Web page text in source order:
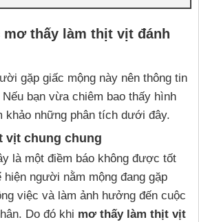
mơ thấy làm thịt vịt đánh
gặp giấc mộng này nên thông tin
bạn vừa chiêm bao thấy hình
khảo những phân tích dưới đây.
vịt chung chung
là một điềm báo không được tốt
hiện người nằm mộng đang gặp
việc và làm ảnh hưởng đến cuộc
Do đó khi mơ thấy làm thịt vịt